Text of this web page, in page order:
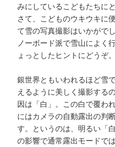
みにしているこどもたちに
さて、こどものウキウキに
て雪の写真撮影はいかがで
ノーボード派で雪山によく
ょっとしたヒントにどうぞ。
銀世界ともいわれるほど雪
えるように美しく撮影する
因は「白」。この白で覆わ
にはカメラの自動露出の判
す。というのは、明るい「
の影響で通常露出モードで